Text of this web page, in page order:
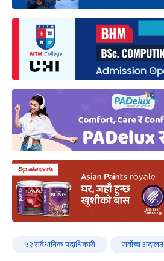
५२ संवैधानिक पदाधिकारी सर्वोच्च अदालत